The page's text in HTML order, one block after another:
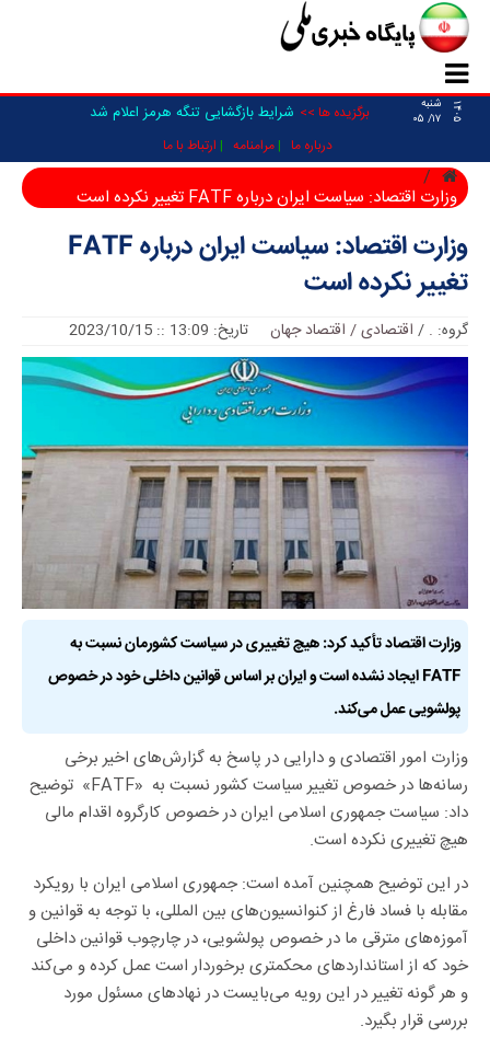
۱۴۰۵
شنبه
۱۷/ ۰۵
برگزیده ها >> شرایط بازگشایی تنگه هرمز اعلام شد
درباره ما مرامنامه ارتباط با ما
وزارت اقتصاد: سیاست ایران درباره FATF تغییر نکرده است
وزارت اقتصاد: سیاست ایران درباره FATF
تغییر نکرده است
گروه: .
/ اقتصادی / اقتصاد جهان تاریخ: 13:09 :: 2023/10/15
وزارت اقتصاد تأکید کرد: هیچ تغییری در سیاست کشورمان نسبت به
FATF ایجاد نشده است و ایران بر اساس قوانین داخلی خود در خصوص
پولشویی عمل می‌کند.
وزارت امور اقتصادی و دارایی در پاسخ به گزارش‌های اخیر برخی
رسانه‌ها در خصوص تغییر سیاست کشور نسبت به «FATF» توضیح
داد: سیاست جمهوری اسلامی ایران در خصوص کارگروه اقدام مالی
هیچ تغییری نکرده است.
در این توضیح همچنین آمده است: جمهوری اسلامی ایران با رویکرد
مقابله با فساد فارغ از کنوانسیون‌های بین المللی، با توجه به قوانین و
آموزه‌های مترقی ما در خصوص پولشویی، در چارچوب قوانین داخلی
خود که از استاندارد‌های محکمتری برخوردار است عمل کرده و می‌کند
و هر گونه تغییر در این رویه می‌بایست در نهاد‌های مسئول مورد
بررسی قرار بگیرد.